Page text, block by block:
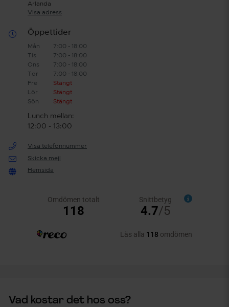
Arlanda
Visa adress
Öppettider
Mån
7:00 - 18:00
Tis
7:00 - 18:00
Ons
7:00 - 18:00
Tor
7:00 - 18:00
Fre
Stängt
Lör
Stängt
Sön
Stängt
Lunch mellan:
12:00 - 13:00
Visa telefonnummer
Skicka mejl
Hemsida
Vad kostar det hos oss?